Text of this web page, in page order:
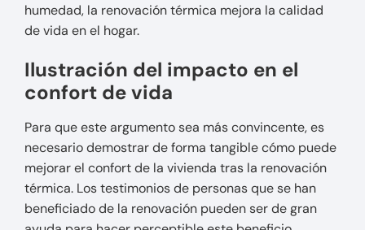
humedad, la renovación térmica mejora la calidad
de vida en el hogar.
Ilustración del impacto en el
confort de vida
Para que este argumento sea más convincente, es
necesario demostrar de forma tangible cómo puede
mejorar el confort de la vivienda tras la renovación
térmica. Los testimonios de personas que se han
beneficiado de la renovación pueden ser de gran